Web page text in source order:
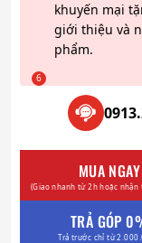
khuyến mại
giới thiệu và
phẩm.
MUA NGAY
(Giao nhanh từ 2h hoặc nhận
TRẢ GÓP
Trả trước chỉ từ